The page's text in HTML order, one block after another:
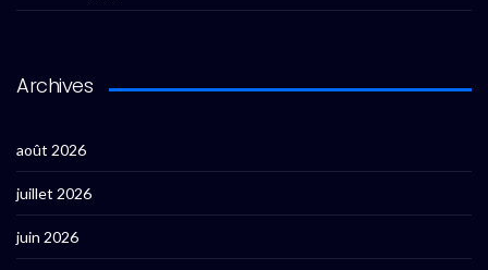
Archives
août 2026
juillet 2026
juin 2026